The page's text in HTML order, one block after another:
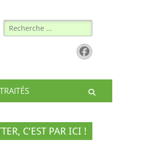
Rechercher :
Facebook
C’EST PAR ICI !